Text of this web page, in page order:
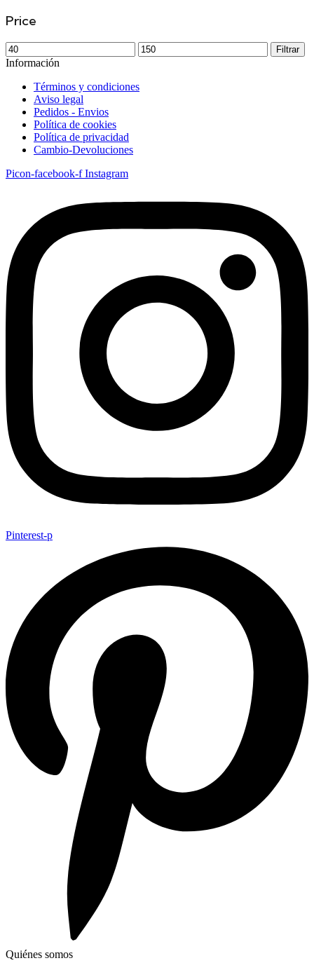
Price
Precio
mínimo
Precio
máximo
Filtrar
Información
Términos y condiciones
Aviso legal
Pedidos - Envios
Política de cookies
Política de privacidad
Cambio-Devoluciones
Picon-facebook-f Instagram
Pinterest-p
Quiénes somos